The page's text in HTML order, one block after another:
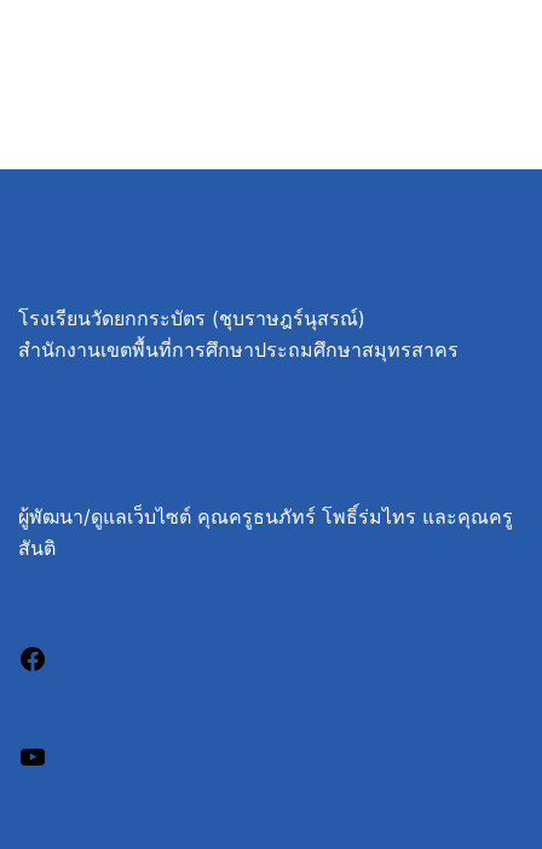
โรงเรียนวัดยกกระบัตร (ชุบราษฎร์นุสรณ์)
สำนักงานเขตพื้นที่การศึกษาประถมศึกษาสมุทรสาคร
ผู้พัฒนา/ดูแลเว็บไซต์ คุณครูธนภัทร์ โพธิ์ร่มไทร และคุณครู
สันติ